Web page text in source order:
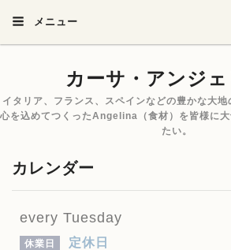
メニュー
カーサ・アンジ
イタリア、フランス、スペインなどの豊かな大
心を込めてつくったAngelina（食材）を皆様に
たい。
カレンダー
every Tuesday
休業日 定休日